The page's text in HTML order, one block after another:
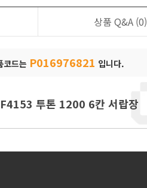
상품 Q&A (0)
코드는 P016976821 입니다.
투톤 1200 6칸 서랍장